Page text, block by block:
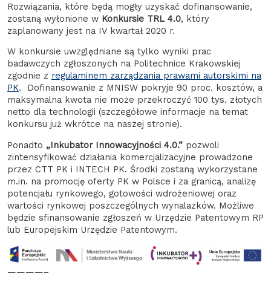
Rozwiązania, które będą mogły uzyskać dofinansowanie,
zostaną wyłonione w Konkursie TRL 4.0, który
zaplanowany jest na IV kwartał 2020 r.
W konkursie uwzględniane są tylko wyniki prac
badawczych zgłoszonych na Politechnice Krakowskiej
zgodnie z regulaminem zarządzania prawami autorskimi na
PK. Dofinansowanie z MNISW pokryje 90 proc. kosztów, a
maksymalna kwota nie może przekroczyć 100 tys. złotych
netto dla technologii (szczegółowe informacje na temat
konkursu już wkrótce na naszej stronie).
Ponadto „Inkubator Innowacyjności 4.0.” pozwoli
zintensyfikować działania komercjalizacyjne prowadzone
przez CTT PK i INTECH PK. Środki zostaną wykorzystane
m.in. na promocję oferty PK w Polsce i za granicą, analizę
potencjału rynkowego, gotowości wdrożeniowej oraz
wartości rynkowej poszczególnych wynalazków. Możliwe
będzie sfinansowanie zgłoszeń w Urzędzie Patentowym RP
lub Europejskim Urzędzie Patentowym.
————–